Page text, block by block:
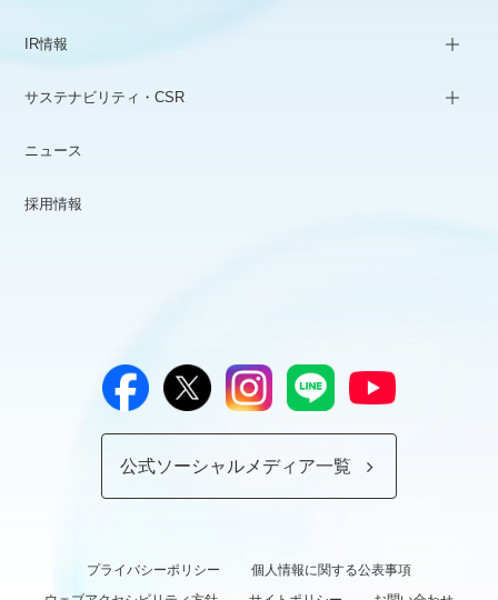
IR情報
サステナビリティ・CSR
ニュース
採用情報
公式ソーシャルメディア一覧
プライバシーポリシー
個人情報に関する公表事項